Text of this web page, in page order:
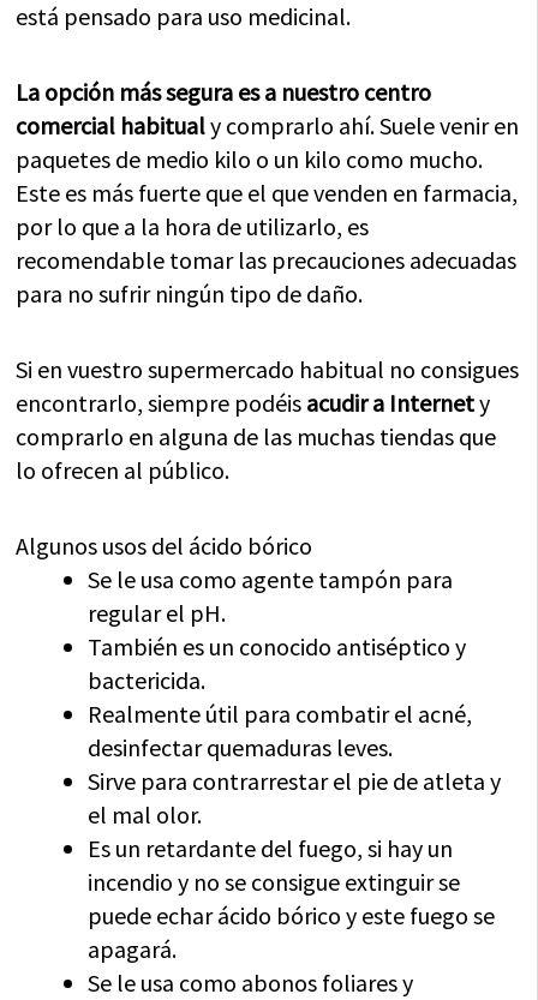
está pensado para uso medicinal.
La opción más segura es a nuestro centro
comercial habitualy comprarlo ahí. Suele venir en
paquetes de medio kilo o un kilo como mucho.
Este es más fuerte que el que venden en farmacia,
por lo que a la hora de utilizarlo, es
recomendable tomar las precauciones adecuadas
para no sufrir ningún tipo de daño.
Si en vuestro supermercado habitual no consigues
encontrarlo, siempre podéis acudir a Internety
comprarlo en alguna de las muchas tiendas que
lo ofrecen al público.
Algunos usos del ácido bórico
Se le usa como agente tampón para
regular el pH.
También es un conocido antiséptico y
bactericida.
Realmente útil para combatir el acné,
desinfectar quemaduras leves.
Sirve para contrarrestar el pie de atleta y
el mal olor.
Es un retardante del fuego, si hay un
incendio y no se consigue extinguir se
puede echar ácido bórico y este fuego se
apagará.
Se le usa como abonos foliares y